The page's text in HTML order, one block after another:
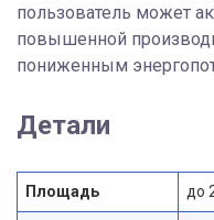
пользователь может
повышенной
пониженным
Детали
Площадь до